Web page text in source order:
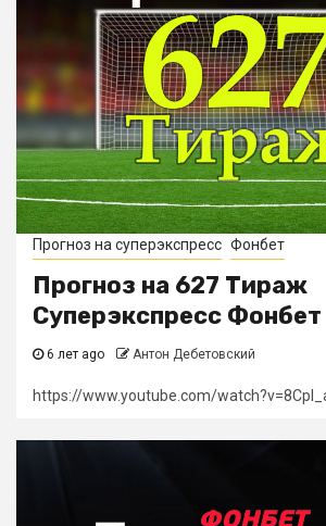
Прогноз на суперэкспресс Фонбет
Прогноз на 627 Тираж
Суперэкспресс Фонбет
6 лет ago Антон Дебетовский
https://www.youtube.com/